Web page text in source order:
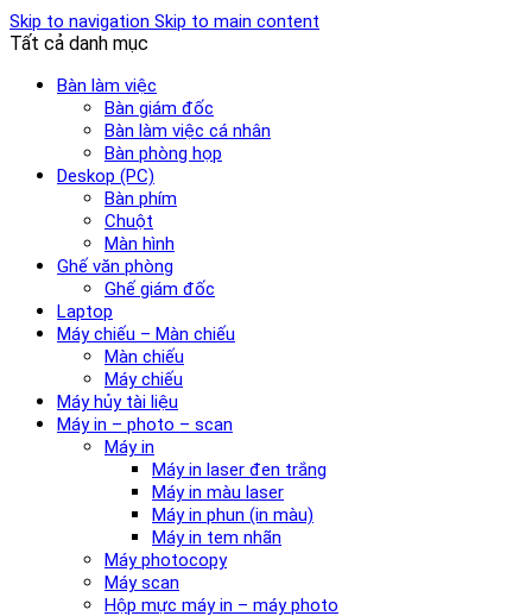
Skip to navigation Skip to main content
Tất cả danh mục
Bàn làm việc
Bàn giám đốc
Bàn làm việc cá nhân
Bàn phòng họp
Deskop (PC)
Bàn phím
Chuột
Màn hình
Ghế văn phòng
Ghế giám đốc
Laptop
Máy chiếu – Màn chiếu
Màn chiếu
Máy chiếu
Máy hủy tài liệu
Máy in – photo – scan
Máy in
Máy in laser đen trắng
Máy in màu laser
Máy in phun (in màu)
Máy in tem nhãn
Máy photocopy
Máy scan
Hộp mực máy in – máy photo